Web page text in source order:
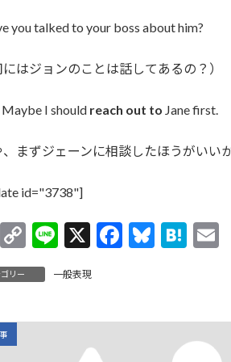
you talked to your boss about him?
にはジョンのことは話してあるの？）
I should reach out to Jane first.
、まずジェーンに相談したほうがいい
id="3738"]
C
o
p
Li
e
X
F
Bl H
a
共
リー 一般表現